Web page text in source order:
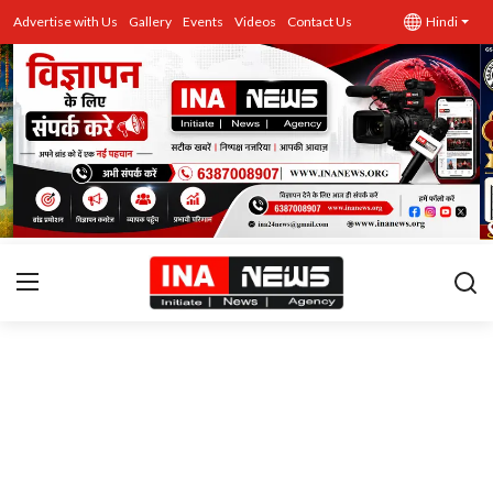
Advertise with Us Gallery Events Videos Contact Us Hindi
उत्तर प्रदेश
Advertise with Us
Events
राज्य